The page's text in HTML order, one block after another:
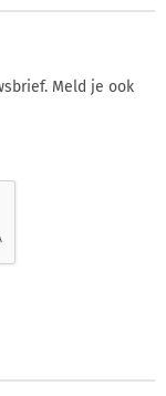
Meld je ook